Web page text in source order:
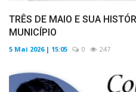
TRÊS DE MAIO E SUA
MUNICÍPIO
5 Mai 2026 | 15:05 0 247